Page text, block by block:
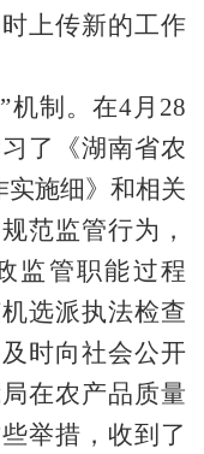
上传新的工作
机制 。在4月28
了《湖南省农
实施细》和相关
范监管行为，
监管职能过程
选派执法检查
时向社会公开
在农产品质量
举措，收到了